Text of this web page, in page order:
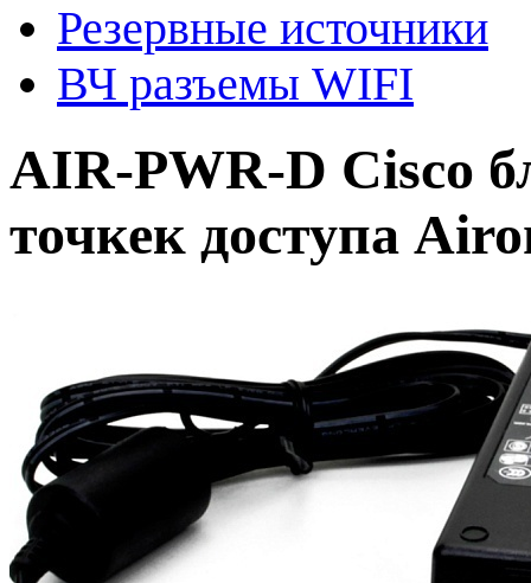
Резервные источники
ВЧ разъемы WIFI
AIR-PWR-D Cisco
точкек доступа